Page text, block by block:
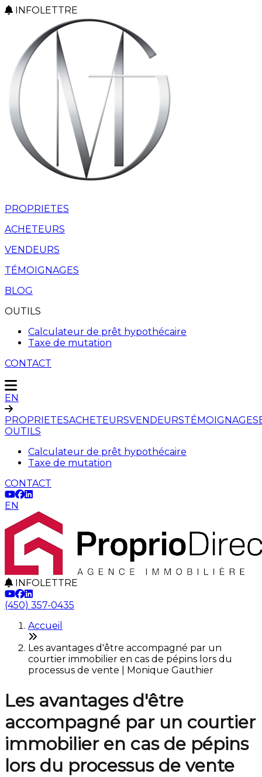
INFOLETTRE
PROPRIETES
ACHETEURS
VENDEURS
TÉMOIGNAGES
BLOG
OUTILS
Calculateur de prêt hypothécaire
Taxe de mutation
CONTACT
EN
PROPRIETESACHETEURSVENDEURSTÉMOIGNAGES
OUTILS
Calculateur de prêt hypothécaire
Taxe de mutation
CONTACT
EN
INFOLETTRE
(450) 357-0435
Accueil
Les avantages d'être accompagné par un
courtier immobilier en cas de pépins lors du
processus de vente | Monique Gauthier
Les avantages d'être
accompagné par un courtier
immobilier en cas de pépins
lors du processus de vente